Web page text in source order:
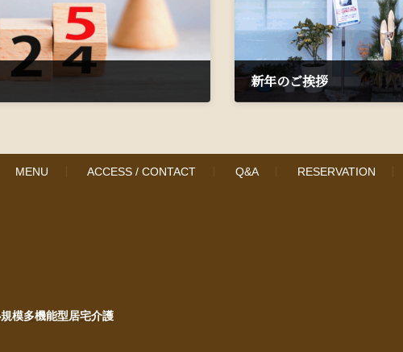
新年のご挨拶
MENU ACCESS / CONTACT Q&A RESERVATION
模多機能型居宅介護